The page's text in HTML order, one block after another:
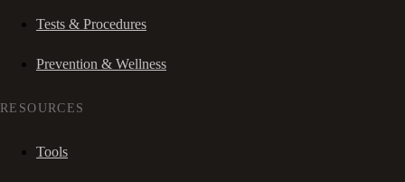
Tests & Procedures
Prevention & Wellness
RESOURCES
Tools